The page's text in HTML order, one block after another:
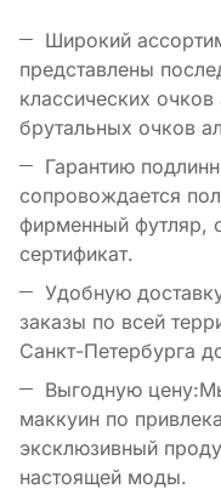
Широкий
представлены
классических
брутальных очков
Гарантию
сопровождается
фирменный футляр,
сертификат.
Удобную
заказы по всей
Санкт-Петербурга
Выгодную
маккуин по
эксклюзивный
настоящей моды.